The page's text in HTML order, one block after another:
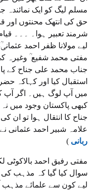
مسلم لیگ کو ایک نمائندہ
حق کی انتھک محنتوں اور
شرمند تعبیر ہوا۔ ۔۔۔
لیے مولانا ظفر احمد
مفتی محمد شفیع ؒ وغیرہ
جناب محمد علی جناح کے
استقبال کیا اور کہاکہ
میں آپ لوگ ہیں۔ اگر آپ
کبھی پاکستان وجود میں
جناح کا انتقال ہوا تو ان
علامہ شبیر احمد عثمانی
ربانی )
مفتی رفیق احمد
سوال کیا گیا کہ مذہب
لیے کون سے علمائے مذہب